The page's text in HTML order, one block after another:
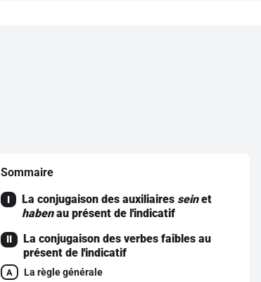
Sommaire
I La conjugaison des auxiliaires seinet
habenau présent de l'indicatif
II
La conjugaison des verbes faibles au
présent de l'indicatif
A La règle générale